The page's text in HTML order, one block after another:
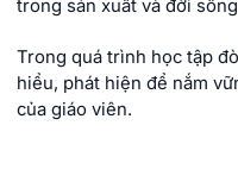
trong sản xuất và đời
Trong quá trình học tập
hiểu, phát hiện để nắm
của giáo viên.